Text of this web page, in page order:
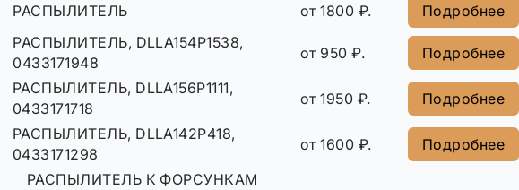
РАСПЫЛИТЕЛЬ от 1800 ₽. Подробнее
РАСПЫЛИТЕЛЬ, DLLA154P1538,
0433171948
от 950 ₽. Подробнее
РАСПЫЛИТЕЛЬ, DLLA156P1111,
0433171718
от 1950 ₽. Подробнее
РАСПЫЛИТЕЛЬ, DLLA142P418,
0433171298
от 1600 ₽. Подробнее
РАСПЫЛИТЕЛЬ К ФОРСУНКАМ